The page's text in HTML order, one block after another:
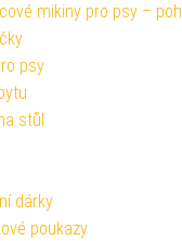
mikiny pro psy –
psy
stůl
dárky
poukazy